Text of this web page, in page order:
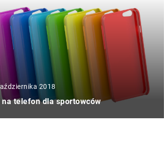
2018
na telefon dla sportowców